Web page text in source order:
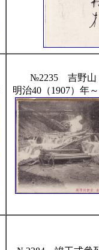
№2235 吉野
明治40（1907）年